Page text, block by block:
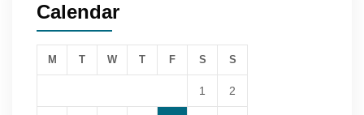
Calendar
M T W T F S S
1 2